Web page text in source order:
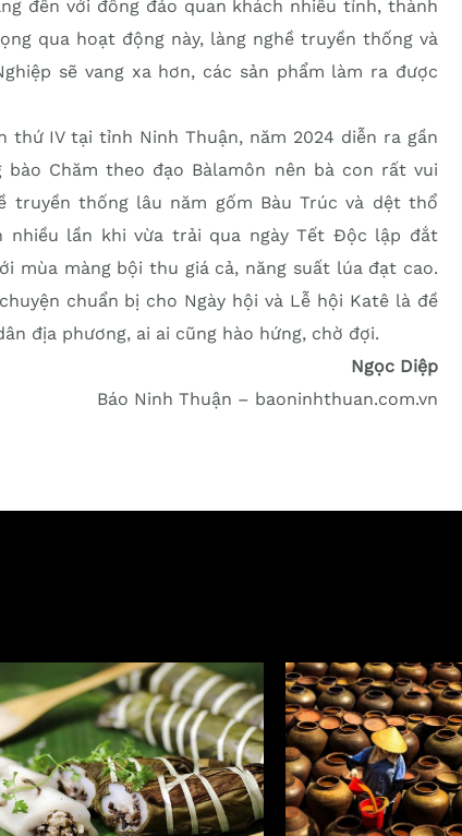
đến với đông đảo quan khách nhiều tỉnh, thành
qua hoạt động này, làng nghề truyền thống và
sẽ vang xa hơn, các sản phẩm làm ra được
thứ IV tại tỉnh Ninh Thuận, năm 2024 diễn ra gần
Chăm theo đạo Bàlamôn nên bà con rất vui
truyền thống lâu năm gốm Bàu Trúc và dệt thổ
nhiều lần khi vừa trải qua ngày Tết Độc lập đắt
mùa màng bội thu giá cả, năng suất lúa đạt cao.
chuẩn bị cho Ngày hội và Lễ hội Katê là đề
địa phương, ai ai cũng hào hứng, chờ đợi.
Ngọc Diệp
Báo Ninh Thuận – baoninhthuan.com.vn